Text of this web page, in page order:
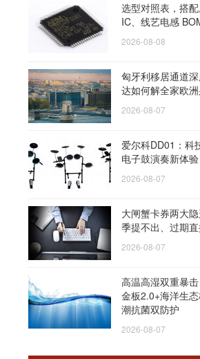
选型对照表，搭
IC、线艺电感
2026-08-08
匈牙利移居通道
达如何解全家欧
2026-08-07
爱尔科DD01：科
电子鼓演奏新体验
2026-08-07
大闸蟹卡券两大
季提不出、过期直
2026-08-07
高温高湿双重暴
金板2.0+海洋生
潮抗菌双防护
2026-08-07